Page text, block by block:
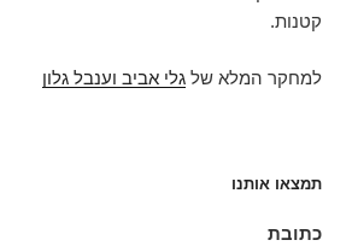
קטנות.
למחקר המלא של גלי אביב וענבל גלון
תמצאו אותנו
כתובת